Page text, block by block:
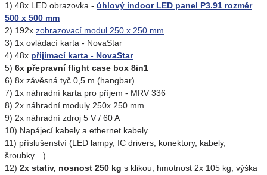
1) 48x LED obrazovka - úhlový indoor LED panel P3.91 rozměr
500 x 500 mm
2) 192x zobrazovací modul 250 x 250 mm
3) 1x ovládací karta - NovaStar
4) 48x přijímací karta - NovaStar
5) 6x přepravní flight case box 8in1
6) 8x závěsná tyč 0,5 m (hangbar)
7) 1x náhradní karta pro příjem - MRV 336
8) 2x náhradní moduly 250x 250 mm
9) 2x náhradní zdroj 5 V / 60 A
10) Napájecí kabely a ethernet kabely
11) příslušenství (LED lampy, IC drivers, konektory, kabely,
šroubky…)
12) 2x stativ, nosnost 250 kg s klikou, hmotnost 2x 105 kg, výška